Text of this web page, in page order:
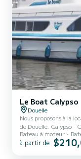
Le Boat Calypso
Douelle
Nous proposons à la
de Douelle. Calypso -
parfaitement adapté
agréable à manœuvrer
Bateau à moteur
à partir de